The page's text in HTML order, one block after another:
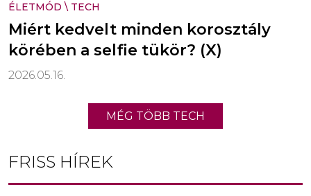
ÉLETMÓD \ TECH
Miért kedvelt minden korosztály
körében a selfie tükör? (X)
2026.05.16.
MÉG TÖBB TECH
FRISS HÍREK